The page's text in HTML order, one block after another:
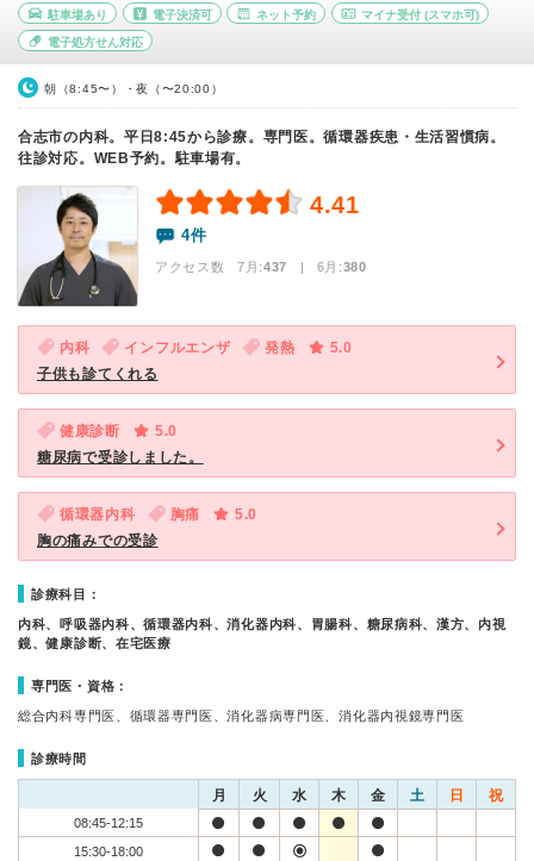
駐車場あり 電子決済可 ネット予約 マイナ受付 (スマホ可)
電子処方せん対応
朝（8:45〜）・夜（〜20:00）
合志市の内科。平日8:45から診療。専門医。循環器疾患・生活習慣病。
往診対応。WEB予約。駐車場有。
4.41
4件
アクセス数 7月:437 | 6月:380
内科 インフルエンザ 発熱
5.0
子供も診てくれる
健康診断
5.0
糖尿病で受診しました。
循環器内科 胸痛
5.0
胸の痛みでの受診
診療科目：
内科、呼吸器内科、循環器内科、消化器内科、胃腸科、糖尿病科、漢方、内視
鏡、健康診断、在宅医療
専門医・資格：
総合内科専門医、循環器専門医、消化器病専門医、消化器内視鏡専門医
診療時間
月 火 水 木 金 土 日 祝
08:45-12:15
15:30-18:00